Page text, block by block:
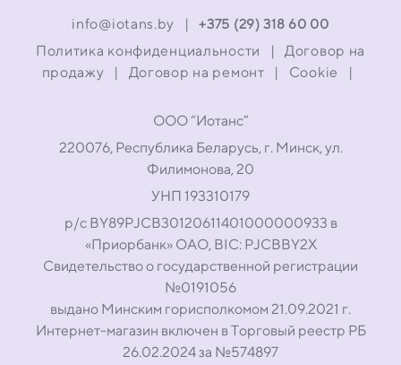
ООО “Иотанс”
220076, Республика Беларусь, г. Минск, ул.
Филимонова, 20
УНП 193310179
р/с BY89PJCB30120611401000000933 в
«Приорбанк» ОАО, BIC: PJCBBY2X
Свидетельство о государственной регистрации
№0191056
выдано Минским горисполкомом 21.09.2021 г.
Интернет-магазин включен в Торговый реестр РБ
26.02.2024 за №574897
info@iotans.by | +375 (29) 318 60 00
Политика конфиденциальности |
Договор на
продажу
| Договор на ремонт | Cookie |